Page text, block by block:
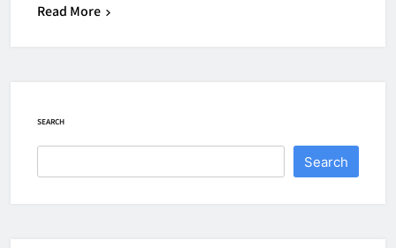
Read More
SEARCH
Search